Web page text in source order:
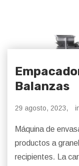
Balanzas
29 agosto, 2023,
Máquina de
productos a
recipientes. La